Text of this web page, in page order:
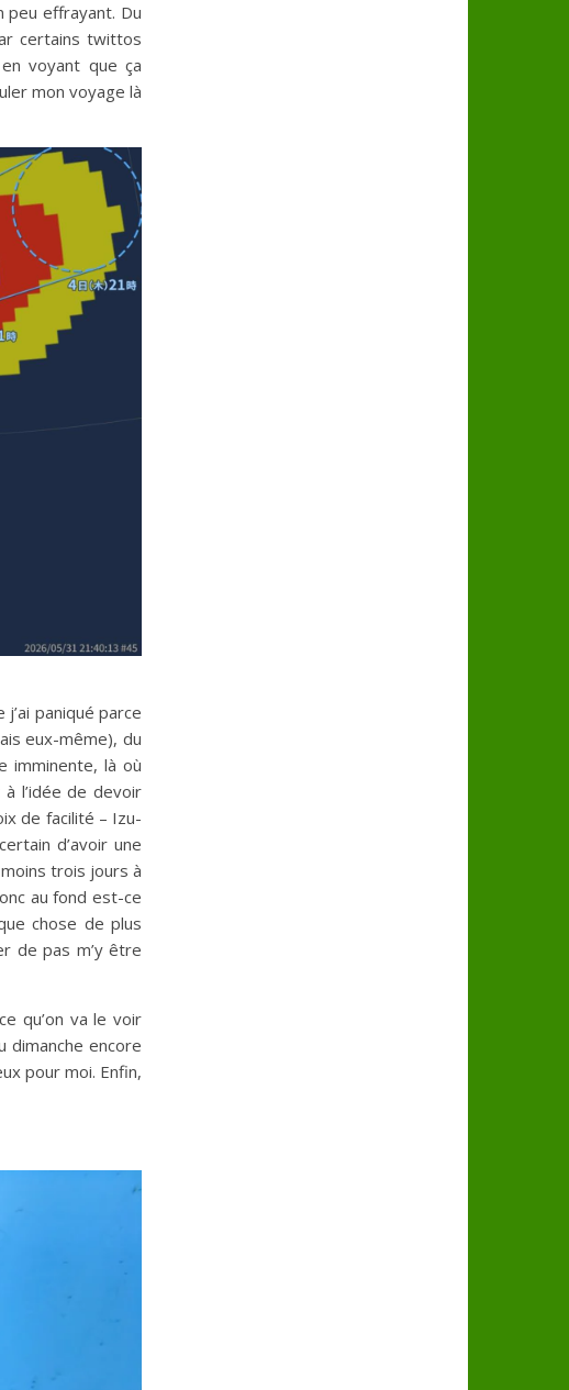
peu effrayant. Du
certains twittos
voyant que ça
mon voyage là
paniqué parce
eux-même), du
imminente, là où
l’idée de devoir
de facilité – Izu-
d’avoir une
trois jours à
au fond est-ce
chose de plus
de pas m’y être
qu’on va le voir
dimanche encore
pour moi. Enfin,